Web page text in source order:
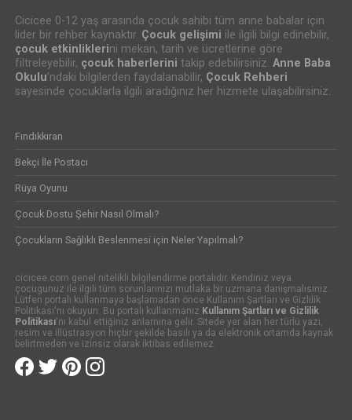
Cicicee 0-12 yaş arasında çocuk sahibi tüm anne babalar için
lider bir rehber kaynaktır. Çocuk gelişimi ile ilgili bilgi edinebilir,
çocuk etkinliklerini mekan, tarih ve ücretlerine göre
filtreleyebilir, çocuk haberlerini takip edebilirsiniz. Anne Baba
Okulu’ndaki bilgilerden faydalanabilir, Çocuk Rehberi
sayesinde çocuklarla ilgili aradığınız her hizmete ulaşabilirsiniz.
Fındıkkıran
Bekçi İle Postacı
Rüya Oyunu
Çocuk Dostu Şehir Nasıl Olmalı?
Çocukların Sağlıklı Beslenmesi için Neler Yapılmalı?
cicicee.com genel nitelikli bilgilendirme portalıdır. Kendiniz veya
çocugunuz ile ilgili tüm sorunlarınızı mutlaka bir uzmana danışmalısınız.
Lütfen portalı kullanmaya başlamadan önce Kullanım Şartları ve Gizlilik
Politikası'nı okuyun. Bu portalı kullanmanız Kullanım Şartları ve Gizlilik
Politikası'nı kabul ettiğiniz anlamına gelir. Sitede yer alan her türlü yazı,
resim ve illüstrasyon hiçbir şekilde basılı ya da elektronik ortamda kaynak
belirtmeden ve izinsiz olarak iktibas edilemez.